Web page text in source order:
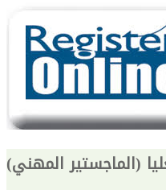
(الماجستير المهني)